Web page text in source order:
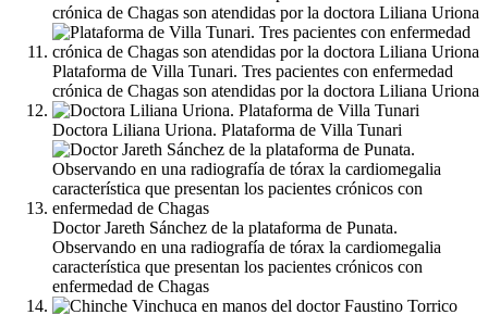
crónica de Chagas son atendidas por la doctora Liliana Uriona
Plataforma de Villa Tunari. Tres pacientes con enfermedad
crónica de Chagas son atendidas por la doctora Liliana Uriona
Doctora Liliana Uriona. Plataforma de Villa Tunari
Doctor Jareth Sánchez de la plataforma de Punata.
Observando en una radiografía de tórax la cardiomegalia
característica que presentan los pacientes crónicos con
enfermedad de Chagas